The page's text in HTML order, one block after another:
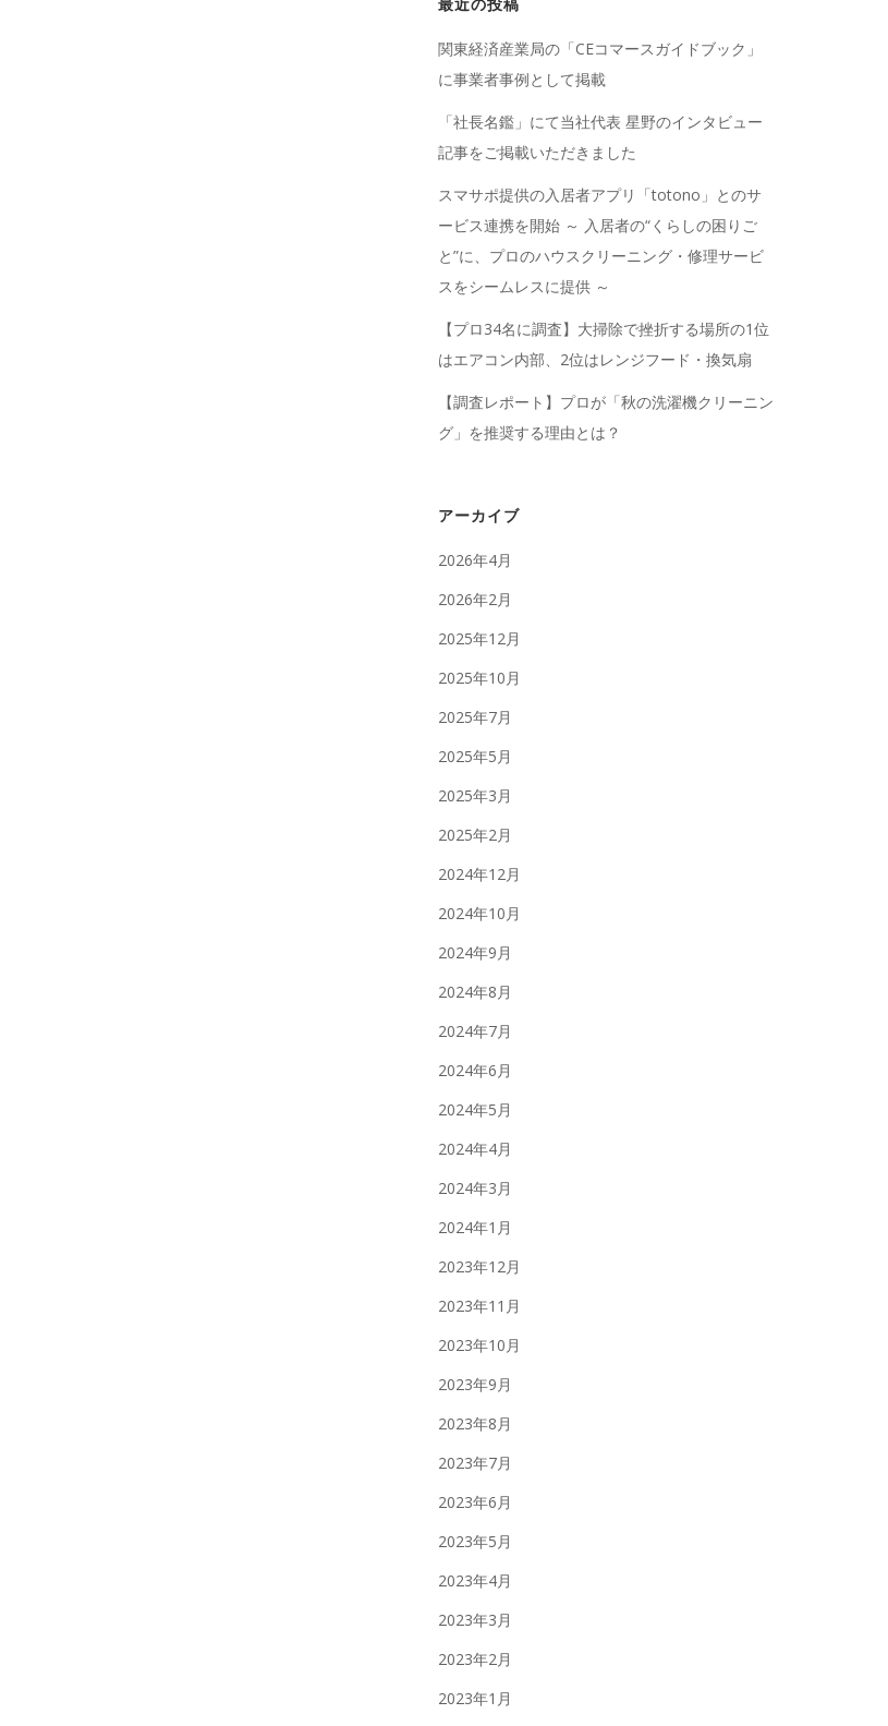
最近の投稿
関東経済産業局の「CEコマースガイドブック」
に事業者事例として掲載
「社長名鑑」にて当社代表 星野のインタビュー
記事をご掲載いただきました
スマサポ提供の入居者アプリ「totono」とのサ
ービス連携を開始 ～ 入居者の“くらしの困りご
と”に、プロのハウスクリーニング・修理サービ
スをシームレスに提供 ～
【プロ34名に調査】大掃除で挫折する場所の1位
はエアコン内部、2位はレンジフード・換気扇
【調査レポート】プロが「秋の洗濯機クリーニン
グ」を推奨する理由とは？
アーカイブ
2026年4月
2026年2月
2025年12月
2025年10月
2025年7月
2025年5月
2025年3月
2025年2月
2024年12月
2024年10月
2024年9月
2024年8月
2024年7月
2024年6月
2024年5月
2024年4月
2024年3月
2024年1月
2023年12月
2023年11月
2023年10月
2023年9月
2023年8月
2023年7月
2023年6月
2023年5月
2023年4月
2023年3月
2023年2月
2023年1月